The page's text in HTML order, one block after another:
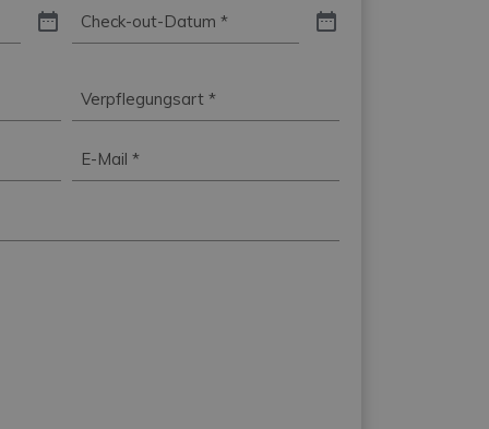
Check-
out-
Verpflegungsart
E-
Mail*